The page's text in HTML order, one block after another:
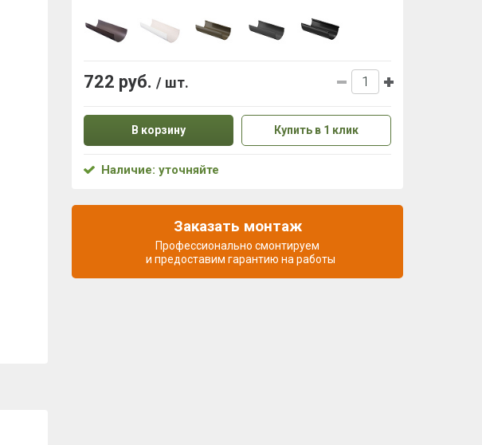
722 руб. / шт.
В корзину Купить в 1 клик
Наличие: уточняйте
Заказать монтаж
Профессионально смонтируем
и предоставим гарантию на работы